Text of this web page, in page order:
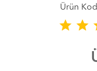
Ürün
star star